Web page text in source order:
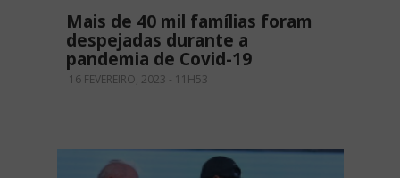
Mais de 40 mil famílias foram
despejadas durante a
pandemia de Covid-19
16 FEVEREIRO, 2023 - 11H53